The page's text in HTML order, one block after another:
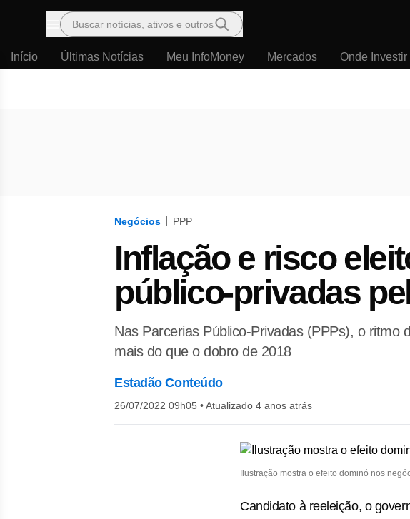
Menu
Buscar notícias, ativos e outros
Início Últimas Notícias Meu InfoMoney Mercados Onde Investir
Negócios PPP
Inflação e risco
público-privadas
Nas Parcerias Público-Privadas (PPPs), o
mais do que o dobro de 2018
Estadão Conteúdo
26/07/2022 09h05 •Atualizado 4 anos atrás
Ilustração mostra o efeito dominó nos
Candidato à reeleição, o